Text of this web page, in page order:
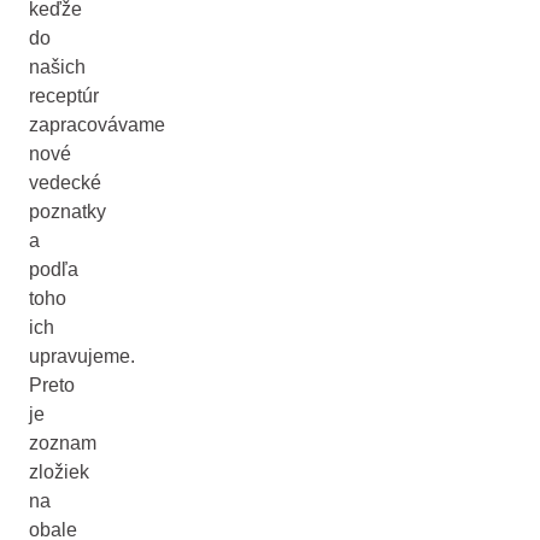
keďže
do
našich
receptúr
zapracovávame
nové
vedecké
poznatky
a
podľa
toho
ich
upravujeme.
Preto
je
zoznam
zložiek
na
obale